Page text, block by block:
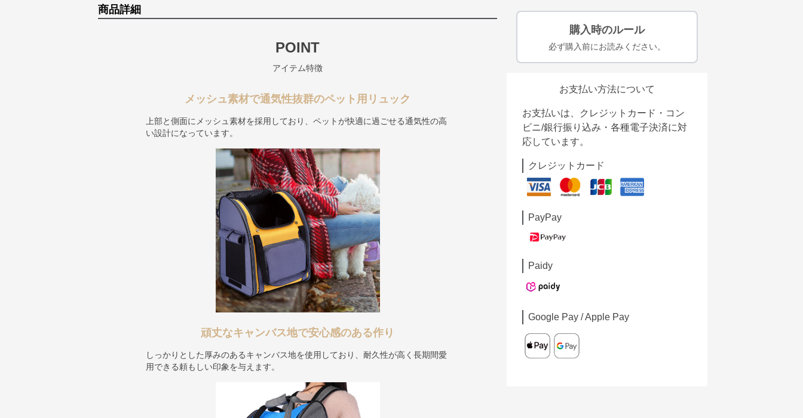
商品詳細
POINT
アイテム特徴
メッシュ素材で通気性抜群のペット用リュック
上部と側面にメッシュ素材を採用しており、ペットが快適に過ごせる通気性の高
い設計になっています。
頑丈なキャンバス地で安心感のある作り
しっかりとした厚みのあるキャンバス地を使用しており、耐久性が高く長期間愛
用できる頼もしい印象を与えます。
購入時のルール
必ず購入前にお読みください。
お支払い方法について
お支払いは、クレジットカード・コン
ビニ/銀行振り込み・各種電子決済に対
応しています。
クレジットカード
PayPay
Paidy
Google Pay / Apple Pay